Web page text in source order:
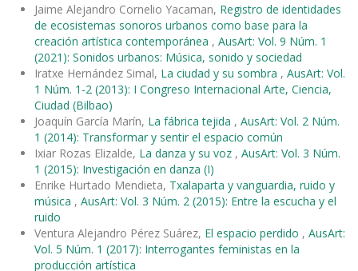
Jaime Alejandro Cornelio Yacaman, Registro de identidades
de ecosistemas sonoros urbanos como base para la
creación artística contemporánea , AusArt: Vol. 9 Núm. 1
(2021): Sonidos urbanos: Música, sonido y sociedad
Iratxe Hernández Simal, La ciudad y su sombra , AusArt: Vol.
1 Núm. 1-2 (2013): I Congreso Internacional Arte, Ciencia,
Ciudad (Bilbao)
Joaquín García Marín, La fábrica tejida , AusArt: Vol. 2 Núm.
1 (2014): Transformar y sentir el espacio común
Ixiar Rozas Elizalde, La danza y su voz , AusArt: Vol. 3 Núm.
1 (2015): Investigación en danza (I)
Enrike Hurtado Mendieta, Txalaparta y vanguardia, ruido y
música , AusArt: Vol. 3 Núm. 2 (2015): Entre la escucha y el
ruido
Ventura Alejandro Pérez Suárez, El espacio perdido , AusArt:
Vol. 5 Núm. 1 (2017): Interrogantes feministas en la
producción artística